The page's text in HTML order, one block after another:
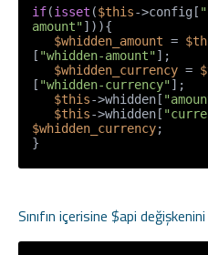
if(isset ($this->config[
amount"])){
$whidden_amount =
[ "whidden-amount"];
$whidden_currency =
[ "whidden-currency"];
$this->whidden[
$this->whidden[
$whidden_currency;
Sınıfın içerisine $api